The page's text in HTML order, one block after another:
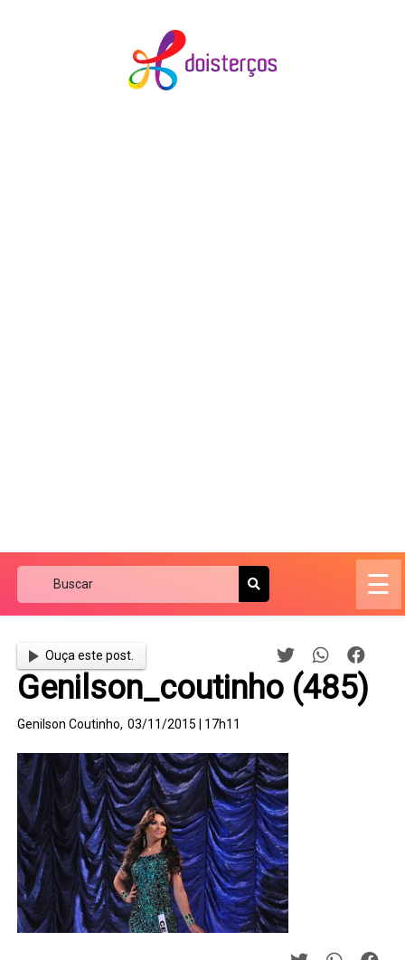
☰
Ouça este post.
Genilson_coutinho (485)
Genilson Coutinho, 03/11/2015 | 17h11